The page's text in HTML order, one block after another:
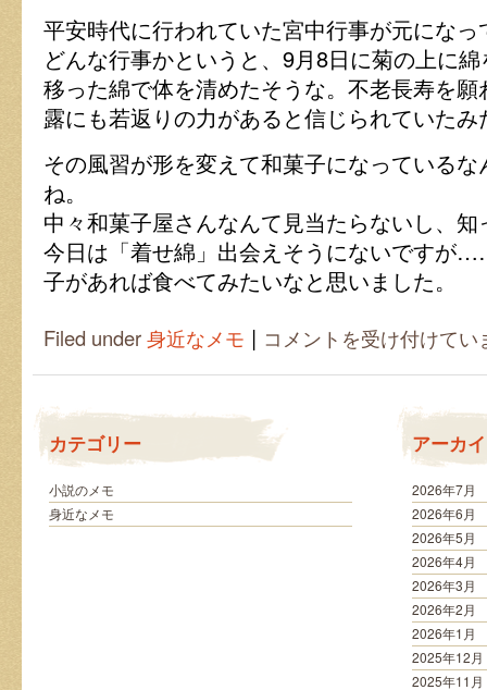
平安時代に行われていた宮中行事が元にな
どんな行事かというと、9月8日に菊の上に
移った綿で体を清めたそうな。不老長寿を
露にも若返りの力があると信じられていたみ
その風習が形を変えて和菓子になっている
ね。
中々和菓子屋さんなんて見当たらないし、
今日は「着せ綿」出会えそうにないですが
子があれば食べてみたいなと思いました。
Filed under身近なメモ |
重
陽
は
コメントを受け付けてい
カテゴリー
小説のメモ
身近なメモ
アーカ
2026年7月
2026年6月
2026年5月
2026年4月
2026年3月
2026年2月
2026年1月
2025年12月
2025年11月